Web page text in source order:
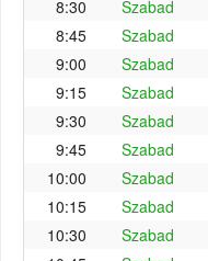
8:30
Szabad
8:45
Szabad
9:00
Szabad
9:15
Szabad
9:30
Szabad
9:45
Szabad
10:00
Szabad
10:15
Szabad
10:30
Szabad